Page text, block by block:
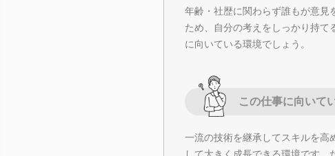
年齢・社歴に関わらず誰もが意見
ため、自分の考えをしっかり持て
に向いている環境でしょう。
この仕事に向いて
一流の技術を継承してスキルを高
して大きく成長できる環境です。